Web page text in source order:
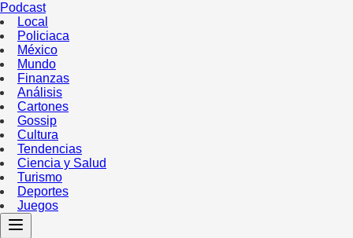
Podcast
Local
Policiaca
México
Mundo
Finanzas
Análisis
Cartones
Gossip
Cultura
Tendencias
Ciencia y Salud
Turismo
Deportes
Juegos